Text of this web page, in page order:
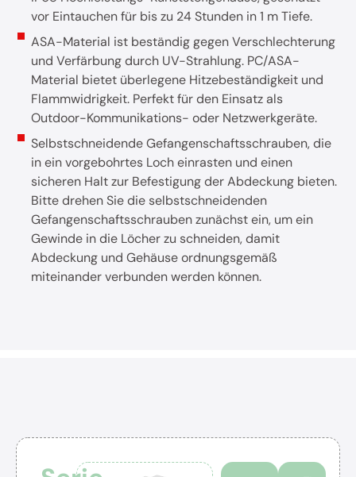
vor Eintauchen für bis zu 24 Stunden in 1 m Tiefe.
ASA-Material ist beständig gegen Verschlechterung
und Verfärbung durch UV-Strahlung. PC/ASA-
Material bietet überlegene Hitzebeständigkeit und
Flammwidrigkeit. Perfekt für den Einsatz als
Outdoor-Kommunikations- oder Netzwerkgeräte.
Selbstschneidende Gefangenschaftsschrauben, die
in ein vorgebohrtes Loch einrasten und einen
sicheren Halt zur Befestigung der Abdeckung bieten.
Bitte drehen Sie die selbstschneidenden
Gefangenschaftsschrauben zunächst ein, um ein
Gewinde in die Löcher zu schneiden, damit
Abdeckung und Gehäuse ordnungsgemäß
miteinander verbunden werden können.